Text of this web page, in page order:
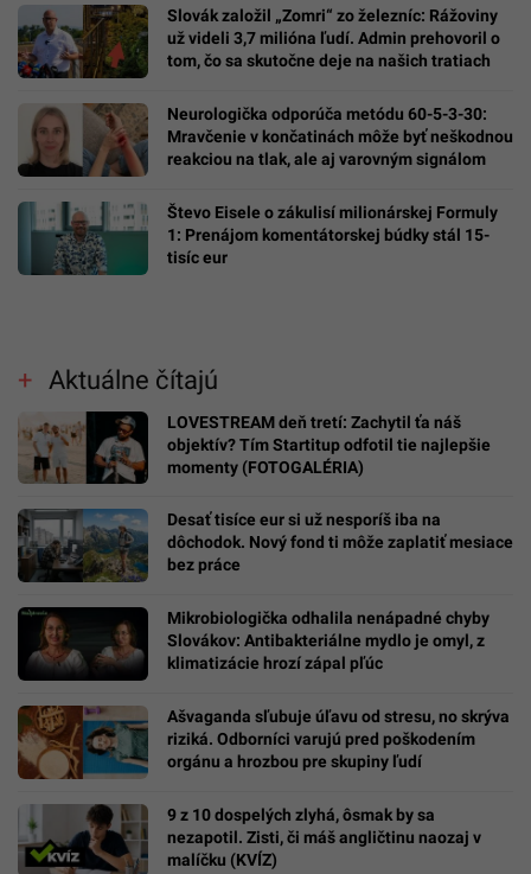
Slovák založil „Zomri“ zo železníc: Rážoviny
už videli 3,7 milióna ľudí. Admin prehovoril o
tom, čo sa skutočne deje na našich tratiach
Neurologička odporúča metódu 60-5-3-30:
Mravčenie v končatinách môže byť neškodnou
reakciou na tlak, ale aj varovným signálom
Števo Eisele o zákulisí milionárskej Formuly
1: Prenájom komentátorskej búdky stál 15-
tisíc eur
Aktuálne čítajú
LOVESTREAM deň tretí: Zachytil ťa náš
objektív? Tím Startitup odfotil tie najlepšie
momenty (FOTOGALÉRIA)
Desať tisíce eur si už nesporíš iba na
dôchodok. Nový fond ti môže zaplatiť mesiace
bez práce
Mikrobiologička odhalila nenápadné chyby
Slovákov: Antibakteriálne mydlo je omyl, z
klimatizácie hrozí zápal pľúc
Ašvaganda sľubuje úľavu od stresu, no skrýva
riziká. Odborníci varujú pred poškodením
orgánu a hrozbou pre skupiny ľudí
9 z 10 dospelých zlyhá, ôsmak by sa
nezapotil. Zisti, či máš angličtinu naozaj v
malíčku (KVÍZ)